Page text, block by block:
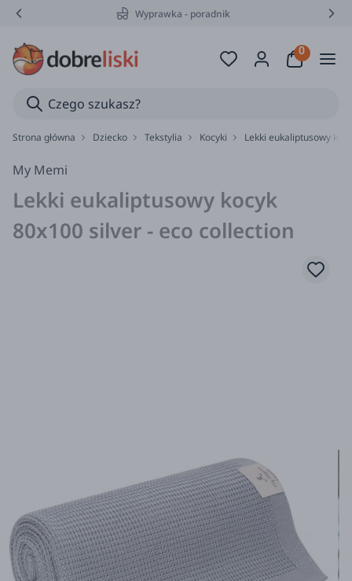
Wyprawka - poradnik
Strona główna Dziecko Tekstylia Kocyki Lekki eukaliptusowy
My Memi
Lekki eukaliptusowy kocyk
80x100 silver - eco collection